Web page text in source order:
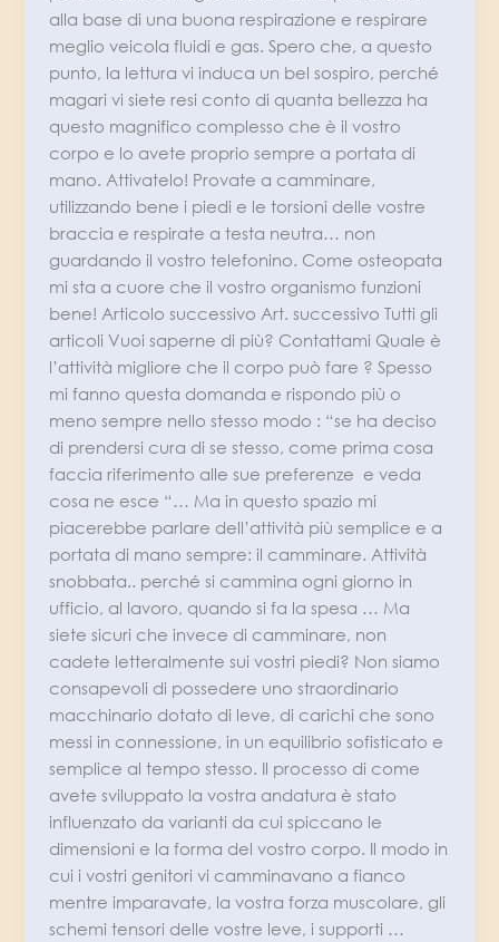
alla base di una buona respirazione e respirare
meglio veicola fluidi e gas. Spero che, a questo
punto, la lettura vi induca un bel sospiro, perché
magari vi siete resi conto di quanta bellezza ha
questo magnifico complesso che è il vostro
corpo e lo avete proprio sempre a portata di
mano. Attivatelo! Provate a camminare,
utilizzando bene i piedi e le torsioni delle vostre
braccia e respirate a testa neutra… non
guardando il vostro telefonino. Come osteopata
mi sta a cuore che il vostro organismo funzioni
bene! Articolo successivo Art. successivo Tutti gli
articoli Vuoi saperne di più? Contattami Quale è
l’attività migliore che il corpo può fare ? Spesso
mi fanno questa domanda e rispondo più o
meno sempre nello stesso modo : “se ha deciso
di prendersi cura di se stesso, come prima cosa
faccia riferimento alle sue preferenze e veda
cosa ne esce “… Ma in questo spazio mi
piacerebbe parlare dell’attività più semplice e a
portata di mano sempre: il camminare. Attività
snobbata.. perché si cammina ogni giorno in
ufficio, al lavoro, quando si fa la spesa … Ma
siete sicuri che invece di camminare, non
cadete letteralmente sui vostri piedi? Non siamo
consapevoli di possedere uno straordinario
macchinario dotato di leve, di carichi che sono
messi in connessione, in un equilibrio sofisticato e
semplice al tempo stesso. Il processo di come
avete sviluppato la vostra andatura è stato
influenzato da varianti da cui spiccano le
dimensioni e la forma del vostro corpo. Il modo in
cui i vostri genitori vi camminavano a fianco
mentre imparavate, la vostra forza muscolare, gli
schemi tensori delle vostre leve, i supporti …